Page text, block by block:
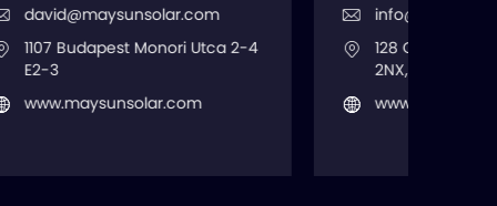
Utca 2-4
info@electroflowsupplies.co.uk
128 City Road, London, EC1V
www.electroflowsupplies.co.uk